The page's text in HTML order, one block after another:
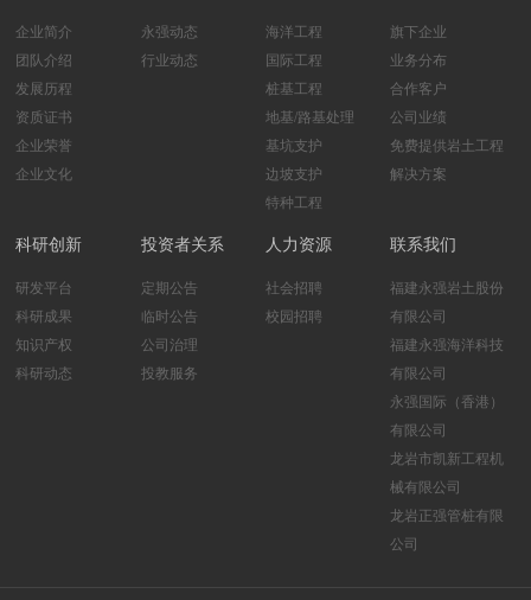
企业简介
团队介绍
发展历程
资质证书
企业荣誉
企业文化
永强动态
行业动态
海洋工程
国际工程
桩基工程
地基/路基处理
基坑支护
边坡支护
特种工程
旗下企业
业务分布
合作客户
公司业绩
免费提供岩土工程
解决方案
科研创新
研发平台
科研成果
知识产权
科研动态
投资者关系
定期公告
临时公告
公司治理
投教服务
人力资源
社会招聘
校园招聘
联系我们
福建永强岩土股份
有限公司
福建永强海洋科技
有限公司
永强国际（香港）
有限公司
龙岩市凯新工程机
械有限公司
龙岩正强管桩有限
公司